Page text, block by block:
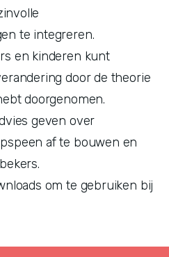
te integreren.
en kinderen kunt
door de theorie
doorgenomen.
geven over
af te bouwen en
om te gebruiken bij